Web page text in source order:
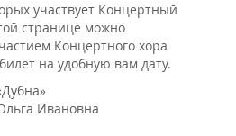
участвует Концертный
странице можно
Концертного хора
на удобную вам дату.
Ивановна